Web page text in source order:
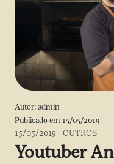
Autor: admin
Publicado em 15/05/2019
15/05/2019 -OUTROS
Youtuber